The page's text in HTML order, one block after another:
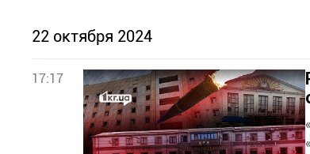
22 октября 2024
17:17